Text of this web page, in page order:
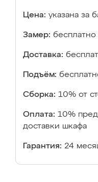
Цена: указана за
Замер: бесплатно
Доставка:
Подъём:
Сборка: 10% от
Оплата: 10%
доставки шкафа
Гарантия: 24